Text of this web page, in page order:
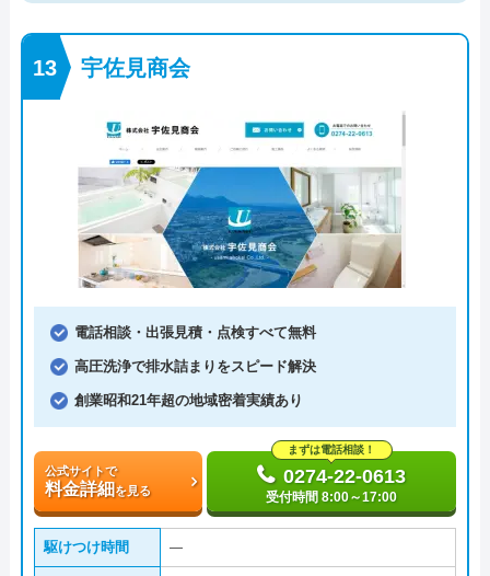
宇佐見商会
電話相談・出張見積・点検すべて無料
高圧洗浄で排水詰まりをスピード解決
創業昭和21年超の地域密着実績あり
公式サイトで
料金詳細を見る
まずは電話相談！
0274-22-0613
受付時間 8:00～17:00
駆けつけ時間 ―